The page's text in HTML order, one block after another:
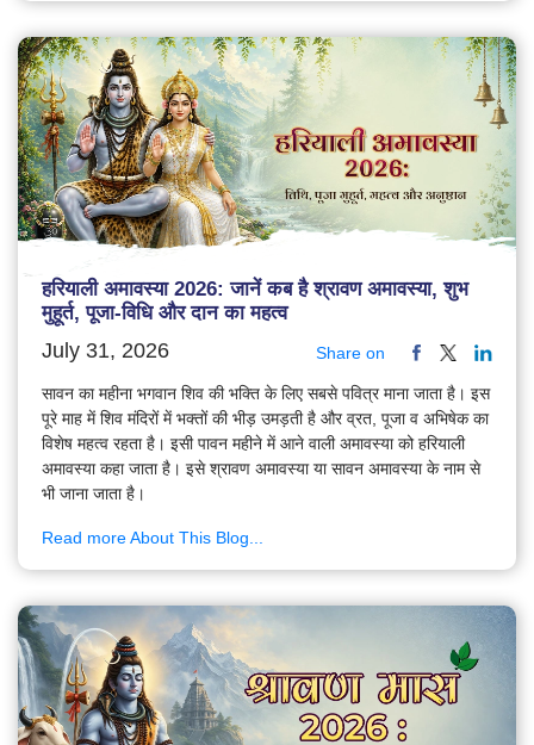
हरियाली अमावस्या 2026: जानें कब है श्रावण अमावस्या, शुभ
मुहूर्त, पूजा-विधि और दान का महत्व
July 31, 2026 Share on
सावन का महीना भगवान शिव की भक्ति के लिए सबसे पवित्र माना जाता है। इस
पूरे माह में शिव मंदिरों में भक्तों की भीड़ उमड़ती है और व्रत, पूजा व अभिषेक का
विशेष महत्व रहता है। इसी पावन महीने में आने वाली अमावस्या को हरियाली
अमावस्या कहा जाता है। इसे श्रावण अमावस्या या सावन अमावस्या के नाम से
भी जाना जाता है।
Read more About This Blog...